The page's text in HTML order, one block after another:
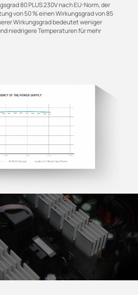
80 PLUS 230V nach EU-Norm, der
von 50 % einen Wirkungsgrad von 85
Wirkungsgrad bedeutet weniger
niedrigere Temperaturen für mehr